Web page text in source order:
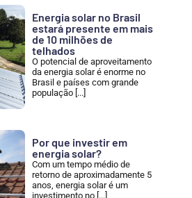
Energia solar no Brasil
estará presente em mais
de 10 milhões de
telhados
O potencial de aproveitamento
da energia solar é enorme no
Brasil e países com grande
população [...]
Por que investir em
energia solar?
Com um tempo médio de
retorno de aproximadamente 5
anos, energia solar é um
investimento no [...]